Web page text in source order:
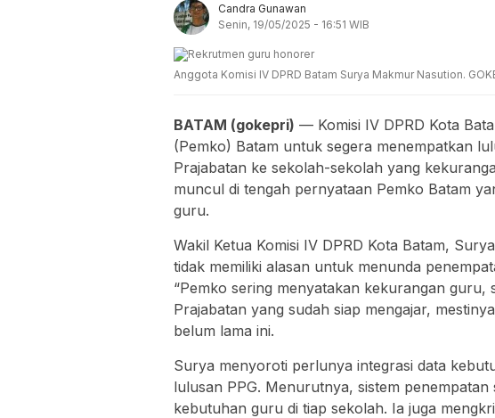
Candra Gunawan
Senin, 19/05/2025 - 16:51 WIB
Anggota Komisi IV DPRD Batam Surya Makmur Nasution.
BATAM (gokepri) — Komisi IV DPRD Kota
(Pemko) Batam untuk segera menempatkan
Prajabatan ke sekolah-sekolah yang
muncul di tengah pernyataan Pemko Batam
guru.
Wakil Ketua Komisi IV DPRD Kota Batam,
tidak memiliki alasan untuk menunda
“Pemko sering menyatakan kekurangan guru,
Prajabatan yang sudah siap mengajar,
belum lama ini.
Surya menyoroti perlunya integrasi data
lulusan PPG. Menurutnya, sistem
kebutuhan guru di tiap sekolah. Ia juga